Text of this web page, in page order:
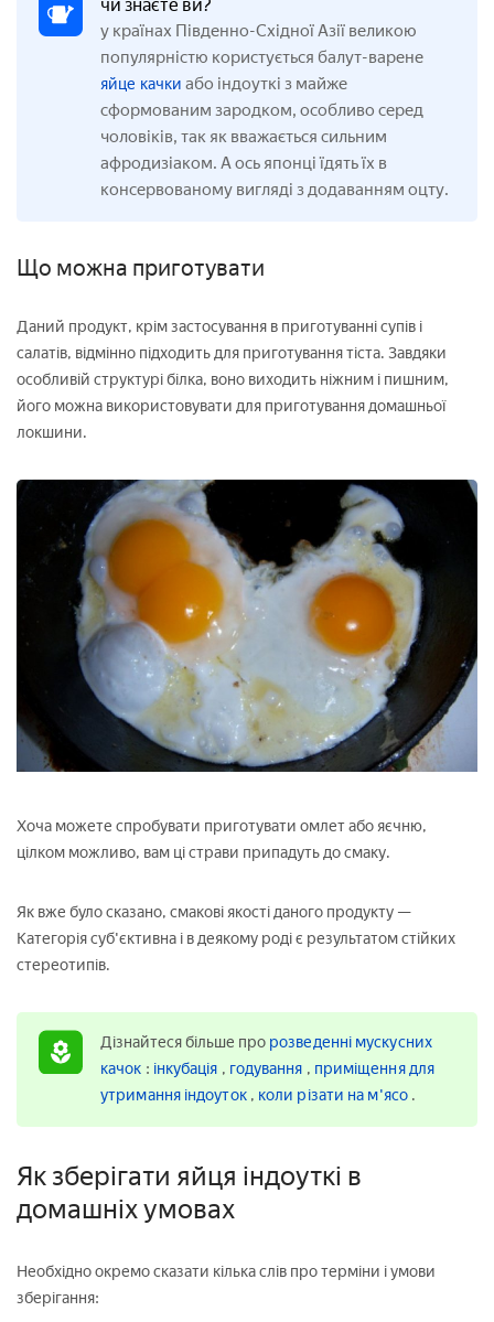
чи знаєте ви?
у країнах Південно-Східної Азії великою
популярністю користується балут-варене
яйце качкиабо індоуткі з майже
сформованим зародком, особливо серед
чоловіків, так як вважається сильним
афродизіаком. А ось японці їдять їх в
консервованому вигляді з додаванням оцту.
Що можна приготувати
Даний продукт, крім застосування в приготуванні супів і
салатів, відмінно підходить для приготування тіста. Завдяки
особливій структурі білка, воно виходить ніжним і пишним,
його можна використовувати для приготування домашньої
локшини.
Хоча можете спробувати приготувати омлет або яєчню,
цілком можливо, вам ці страви припадуть до смаку.
Як вже було сказано, смакові якості даного продукту —
Категорія суб'єктивна і в деякому роді є результатом стійких
стереотипів.
Дізнайтеся більше про розведенні мускусних
качок : інкубація , годування , приміщення для
утримання індоуток , коли різати на м'ясо .
Як зберігати яйця індоуткі в
домашніх умовах
Необхідно окремо сказати кілька слів про терміни і умови
зберігання: